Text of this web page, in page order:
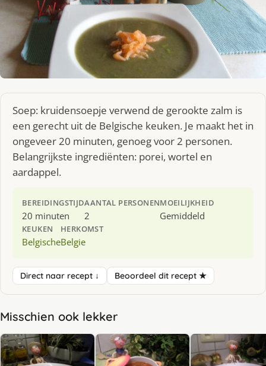
Soep: kruidensoepje verwend de gerookte zalm is
een gerecht uit de Belgische keuken. Je maakt het in
ongeveer 20 minuten, genoeg voor 2 personen.
Belangrijkste ingrediënten: porei, wortel en
aardappel.
BEREIDINGSTIJD
20 minuten
AANTAL PERSONEN
2
MOEILIJKHEID
Gemiddeld
KEUKEN
Belgische
HERKOMST
Belgie
Direct naar recept ↓ Beoordeel dit recept ★
Misschien ook lekker